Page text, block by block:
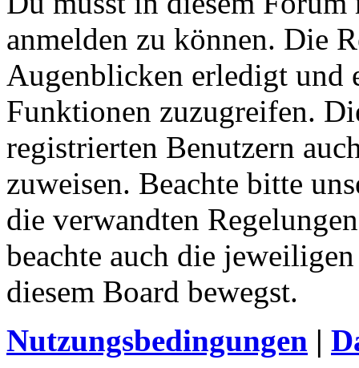
anmelden zu können. Die
Augenblicken erledigt und
Funktionen zuzugreifen.
registrierten Benutzern
zuweisen. Beachte bitte
die verwandten
beachte auch die
diesem Board bewegst.
Nutzungsbedingungen |